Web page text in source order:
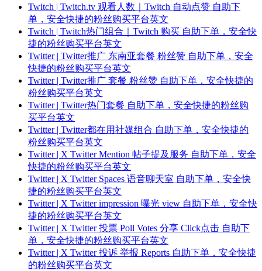
Twitch | Twitch.tv 观看人数｜Twitch 自动点赞 自助下
单，安全快捷的粉丝购买平台英文
Twitch | Twitch热门组合｜Twitch 购买 自助下单，安全快
捷的粉丝购买平台英文
Twitter | Twitter推广 东南亚套餐 粉丝赞 自助下单，安全
快捷的粉丝购买平台英文
Twitter | Twitter推广 套餐 粉丝赞 自助下单，安全快捷的
粉丝购买平台英文
Twitter | Twitter热门套餐 自助下单，安全快捷的粉丝购
买平台英文
Twitter | Twitter都在用社媒组合 自助下单，安全快捷的
粉丝购买平台英文
Twitter | X Twitter Mention 帖子提及服务 自助下单，安全
快捷的粉丝购买平台英文
Twitter | X Twitter Spaces 语音聊天室 自助下单，安全快
捷的粉丝购买平台英文
Twitter | X Twitter impression 曝光 view 自助下单，安全快
捷的粉丝购买平台英文
Twitter | X Twitter 投票 Poll Votes 分享 Click点击 自助下
单，安全快捷的粉丝购买平台英文
Twitter | X Twitter 投诉 举报 Reports 自助下单，安全快捷
的粉丝购买平台英文